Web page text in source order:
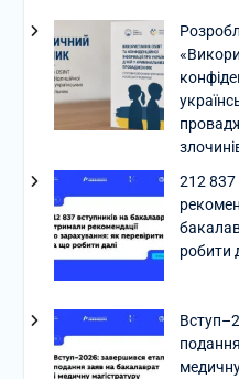
212 837
робити